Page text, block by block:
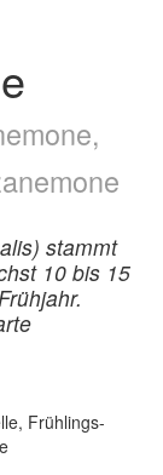
stammt
10 bis 15